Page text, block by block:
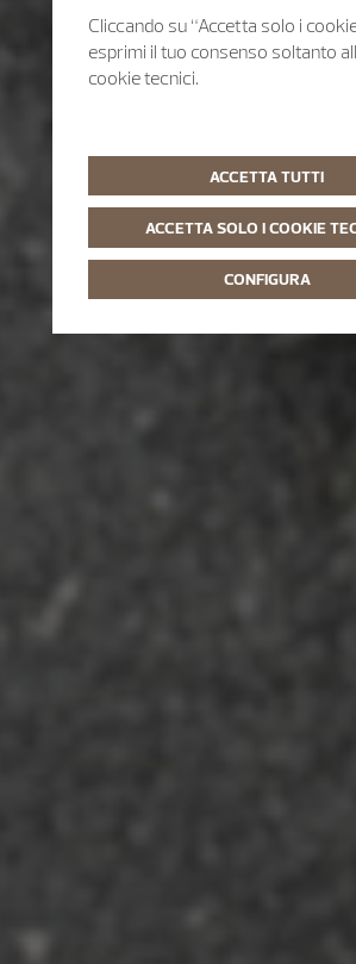
Cliccando su “Accetta solo i
esprimi il tuo consenso soltanto
cookie tecnici.
ACCETTA TUTTI
ACCETTA SOLO I COOKIE
CONFIGURA